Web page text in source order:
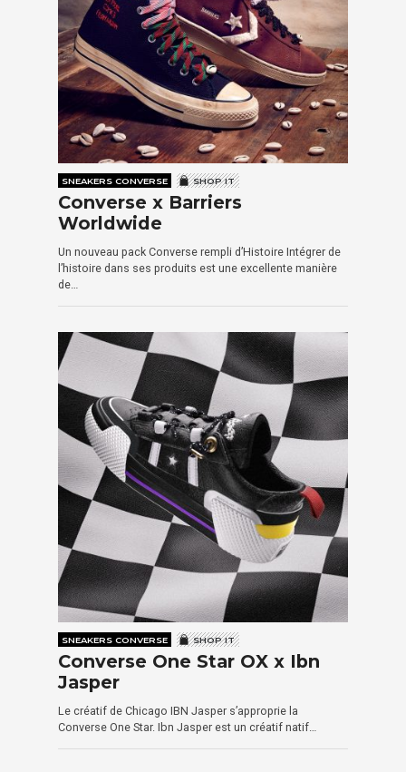
SNEAKERS CONVERSE SHOP IT
Converse x Barriers
Worldwide
Un nouveau pack Converse rempli d’Histoire Intégrer de
l’histoire dans ses produits est une excellente manière
de…
SNEAKERS CONVERSE SHOP IT
Converse One Star OX x Ibn
Jasper
Le créatif de Chicago IBN Jasper s’approprie la
Converse One Star. Ibn Jasper est un créatif natif…